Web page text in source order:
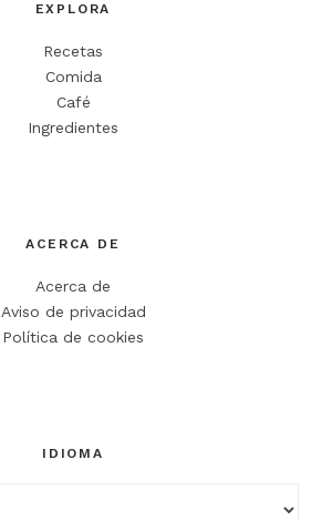
Web
EXPLORA
Recetas
Comida
Café
Ingredientes
ACERCA DE
Acerca de
Aviso de privacidad
Política de cookies
IDIOMA